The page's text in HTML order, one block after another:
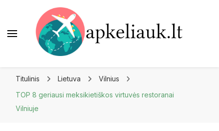
Titulinis Lietuva
Vilnius
TOP 8 geriausi meksikietiškos virtuvės restoranai
Vilniuje